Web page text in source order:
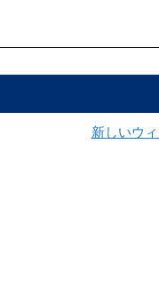
新しいウ